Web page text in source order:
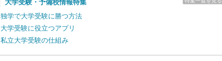
大学受験・予備校情報特集
独学で大学受験に勝つ方法
大学受験に役立つアプリ
私立大学受験の仕組み